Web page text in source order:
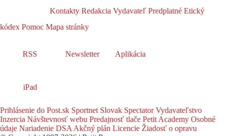
Kontakty Redakcia Vydavateľ Predplatné Etický
kódex Pomoc Mapa stránky
RSS Newsletter Aplikácia
iPad
Prihlásenie do Post.sk Sportnet Slovak SpectatorVydavateľstvo
Inzercia Návštevnosť webu Predajnosť tlače Petit Academy Osobné
údaje Nariadenie DSA Akčný plán Licencie Žiadosť o opravu